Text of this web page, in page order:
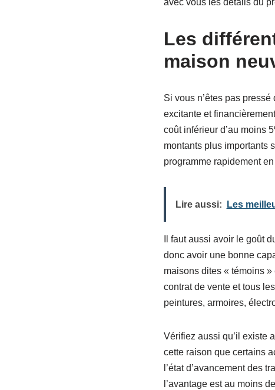
avec vous les détails du
Les
maison
Si vous n’êtes pas
excitante et
coût inférieur d’au moins
montants plus importants
programme rapidement
Lire aussi: Les
Il faut aussi avoir le goût
donc avoir une bonne
maisons dites « témoins
contrat de vente et tous
peintures, armoires,
Vérifiez aussi qu’il existe
cette raison que certains
l’état d’avancement des
l’avantage est au moins